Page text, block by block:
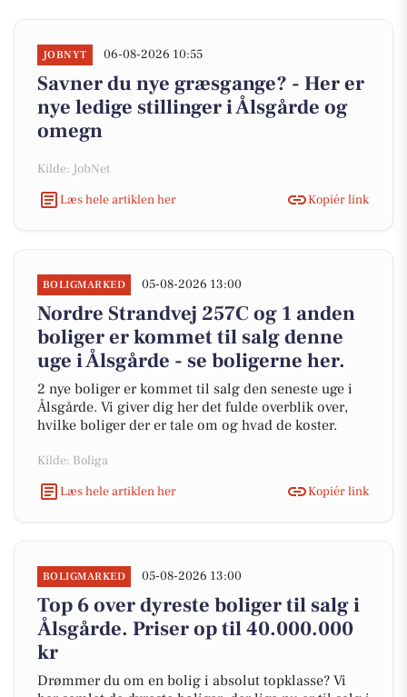
JOBNYT 06-08-2026 10:55
Savner du nye græsgange? - Her er
nye ledige stillinger i Ålsgårde og
omegn
Kilde: JobNet
Læs hele artiklen her
Kopiér link
BOLIGMARKED 05-08-2026 13:00
Nordre Strandvej 257C og 1 anden
boliger er kommet til salg denne
uge i Ålsgårde - se boligerne her.
2 nye boliger er kommet til salg den seneste uge i
Ålsgårde. Vi giver dig her det fulde overblik over,
hvilke boliger der er tale om og hvad de koster.
Kilde: Boliga
Læs hele artiklen her
Kopiér link
BOLIGMARKED 05-08-2026 13:00
Top 6 over dyreste boliger til salg i
Ålsgårde. Priser op til 40.000.000
kr
Drømmer du om en bolig i absolut topklasse? Vi